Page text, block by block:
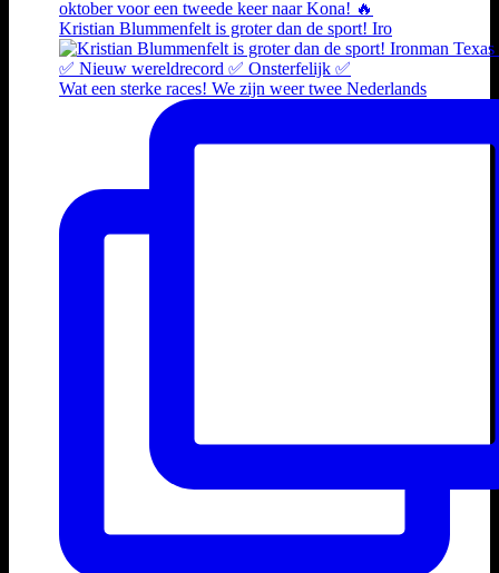
Kristian Blummenfelt is groter dan de sport! Iro
Wat een sterke races! We zijn weer twee Nederlands